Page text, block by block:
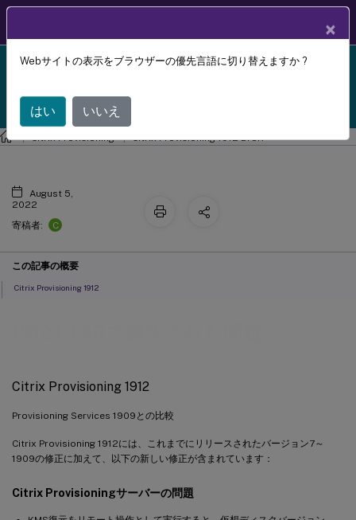
Citrix Provisioning 1912 LTSR reached end-of-life on
a newer version of Citrix Provisioning.
Citrix Provisioning Citrix Provisioning 1912 LTSR
Citrix Provisioning 1912
Provisioning Services 1909との比較
Citrix Provisioning 1912には、これまでにリリースされたバージョン7～
1909の修正に加えて、以下の新しい修正が含まれています：
Citrix Provisioningサーバーの問題
1912 LTSRで解決された問題
August 5,
2022
寄稿者:
C
この記事の概要
Citrix Provisioning 1912
×
Webサイトの表示をブラウザーの優先言語に切り替えますか ?
はい いいえ